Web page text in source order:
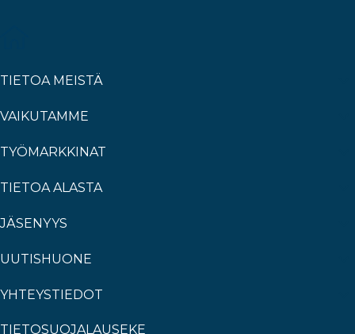
TIETOA MEISTÄ
VAIKUTAMME
TYÖMARKKINAT
TIETOA ALASTA
JÄSENYYS
UUTISHUONE
YHTEYSTIEDOT
TIETOSUOJALAUSEKE